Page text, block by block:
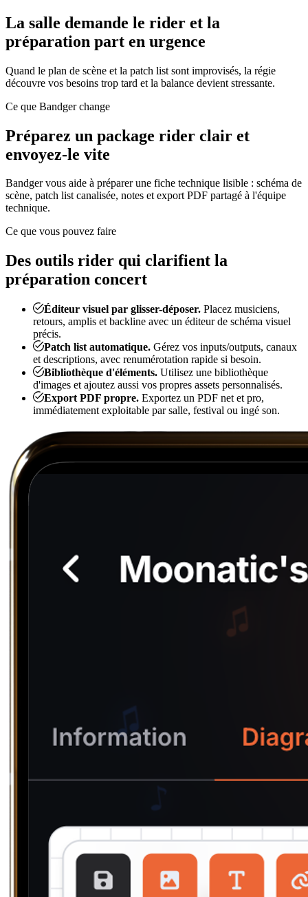
La salle demande le rider et la
préparation part en urgence
Quand le plan de scène et la patch list sont improvisés, la régie
découvre vos besoins trop tard et la balance devient stressante.
Ce que Bandger change
Préparez un package rider clair et
envoyez-le vite
Bandger vous aide à préparer une fiche technique lisible : schéma de
scène, patch list canalisée, notes et export PDF partagé à l'équipe
technique.
Ce que vous pouvez faire
Des outils rider qui clarifient la
préparation concert
Éditeur visuel par glisser-déposer. Placez musiciens,
retours, amplis et backline avec un éditeur de schéma visuel
précis.
Patch list automatique. Gérez vos inputs/outputs, canaux
et descriptions, avec renumérotation rapide si besoin.
Bibliothèque d'éléments. Utilisez une bibliothèque
d'images et ajoutez aussi vos propres assets personnalisés.
Export PDF propre. Exportez un PDF net et pro,
immédiatement exploitable par salle, festival ou ingé son.